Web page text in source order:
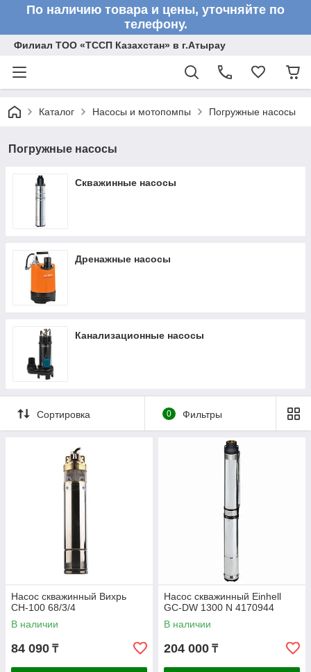
По наличию товара и цены, уточняйте по
телефону.
Филиал ТОО «ТССП Казахстан» в г.Атырау
Каталог Насосы и мотопомпы Погружные насосы
Погружные насосы
Скважинные насосы
Дренажные насосы
Канализационные насосы
Сортировка 0 Фильтры
Насос скважинный Вихрь
СН-100 68/3/4
В наличии
84 090 ₸
Насос скважинный Einhell
GC-DW 1300 N 4170944
В наличии
204 000 ₸